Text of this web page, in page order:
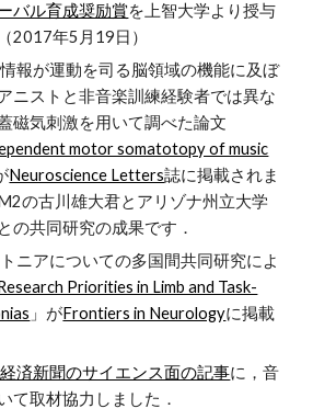
バル育成奨励賞を上智大学より授与
2017年5月19日）
情報が運動を司る脳領域の機能に及ぼ
ニストと非音楽訓練経験者では異な
磁気刺激を用いて調べた論文
motor somatotopy of music
Neuroscience Letters誌に掲載されま
の古川雄大君とアリゾナ州立大学
の共同研究の成果です．
トニアについての多国間共同研究によ
Priorities in Limb and Task-
」がFrontiers in Neurologyに掲載
済新聞のサイエンス面の記事に，音
て取材協力しました．